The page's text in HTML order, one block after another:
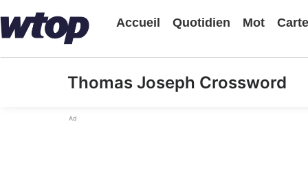
Accueil Quotidien Mot Carte
Thomas Joseph Crossword
Ad